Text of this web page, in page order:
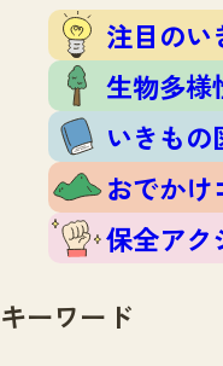
いきもの図
おでかけコ
保全アクシ
調査レポー
調査レポー
調査結果
ふくおかい
マッチング
マッチング
掲載申し込
お問合せ
注目のい
生物多様
いきもの
おでかけ
保全アク
キーワード